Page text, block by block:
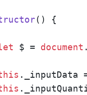
( ) {
$ = document .
. _inputData
.